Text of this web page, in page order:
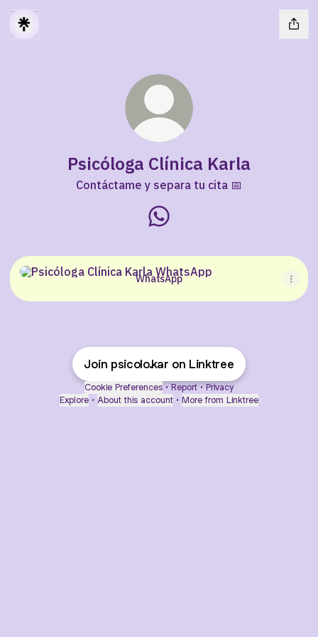
Psicóloga Clínica Karla
Contáctame y separa tu cita 📅
WhatsApp
WhatsApp
Join psicolo.kar on Linktree
Cookie Preferences • Report • Privacy
Explore • About this account • More from Linktree